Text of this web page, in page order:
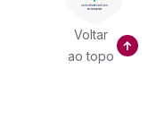
Voltar
ao topo